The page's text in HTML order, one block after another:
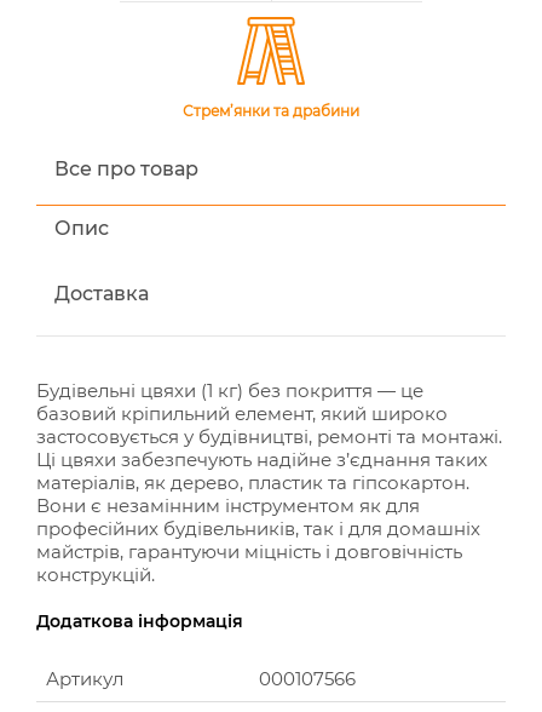
Стрем’янки та драбини
Все про товар
Опис
Доставка
Будівельні цвяхи (1 кг) без покриття — це
базовий кріпильний елемент, який широко
застосовується у будівництві, ремонті та монтажі.
Ці цвяхи забезпечують надійне з’єднання таких
матеріалів, як дерево, пластик та гіпсокартон.
Вони є незамінним інструментом як для
професійних будівельників, так і для домашніх
майстрів, гарантуючи міцність і довговічність
конструкцій.
Додаткова інформація
Артикул
000107566